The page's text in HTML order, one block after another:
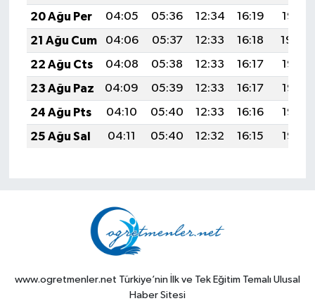
20 Ağu Per
04:05 05:36 12:34 16:19
19:21
21 Ağu Cum
04:06 05:37 12:33 16:18
19:20
22 Ağu Cts
04:08 05:38 12:33 16:17
19:19
23 Ağu Paz
04:09 05:39 12:33 16:17
19:17
24 Ağu Pts
04:10 05:40 12:33 16:16
19:16
25 Ağu Sal
04:11 05:40 12:32 16:15 19:14
www.ogretmenler.net Türkiye’nin İlk ve Tek Eğitim Temalı Ulusal
Haber Sitesi